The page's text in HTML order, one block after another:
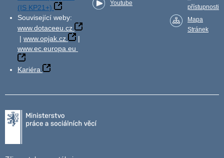
(IS KP21+)
Související weby:
www.dotaceeu.cz
| www.opjak.cz
|
www.ec.europa.eu
Kariéra
Youtube
přístupnosti
Mapa
Stránek